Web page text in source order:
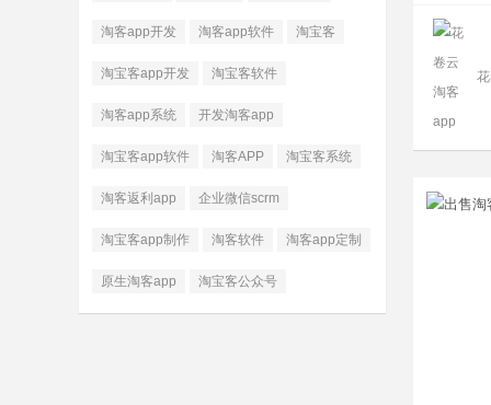
淘客app开发 淘客app软件 淘宝客
淘宝客app开发 淘宝客软件
淘客app系统 开发淘客app
淘宝客app软件 淘客APP 淘宝客系统
淘客返利app 企业微信scrm
淘宝客app制作 淘客软件 淘客app定制
原生淘客app 淘宝客公众号